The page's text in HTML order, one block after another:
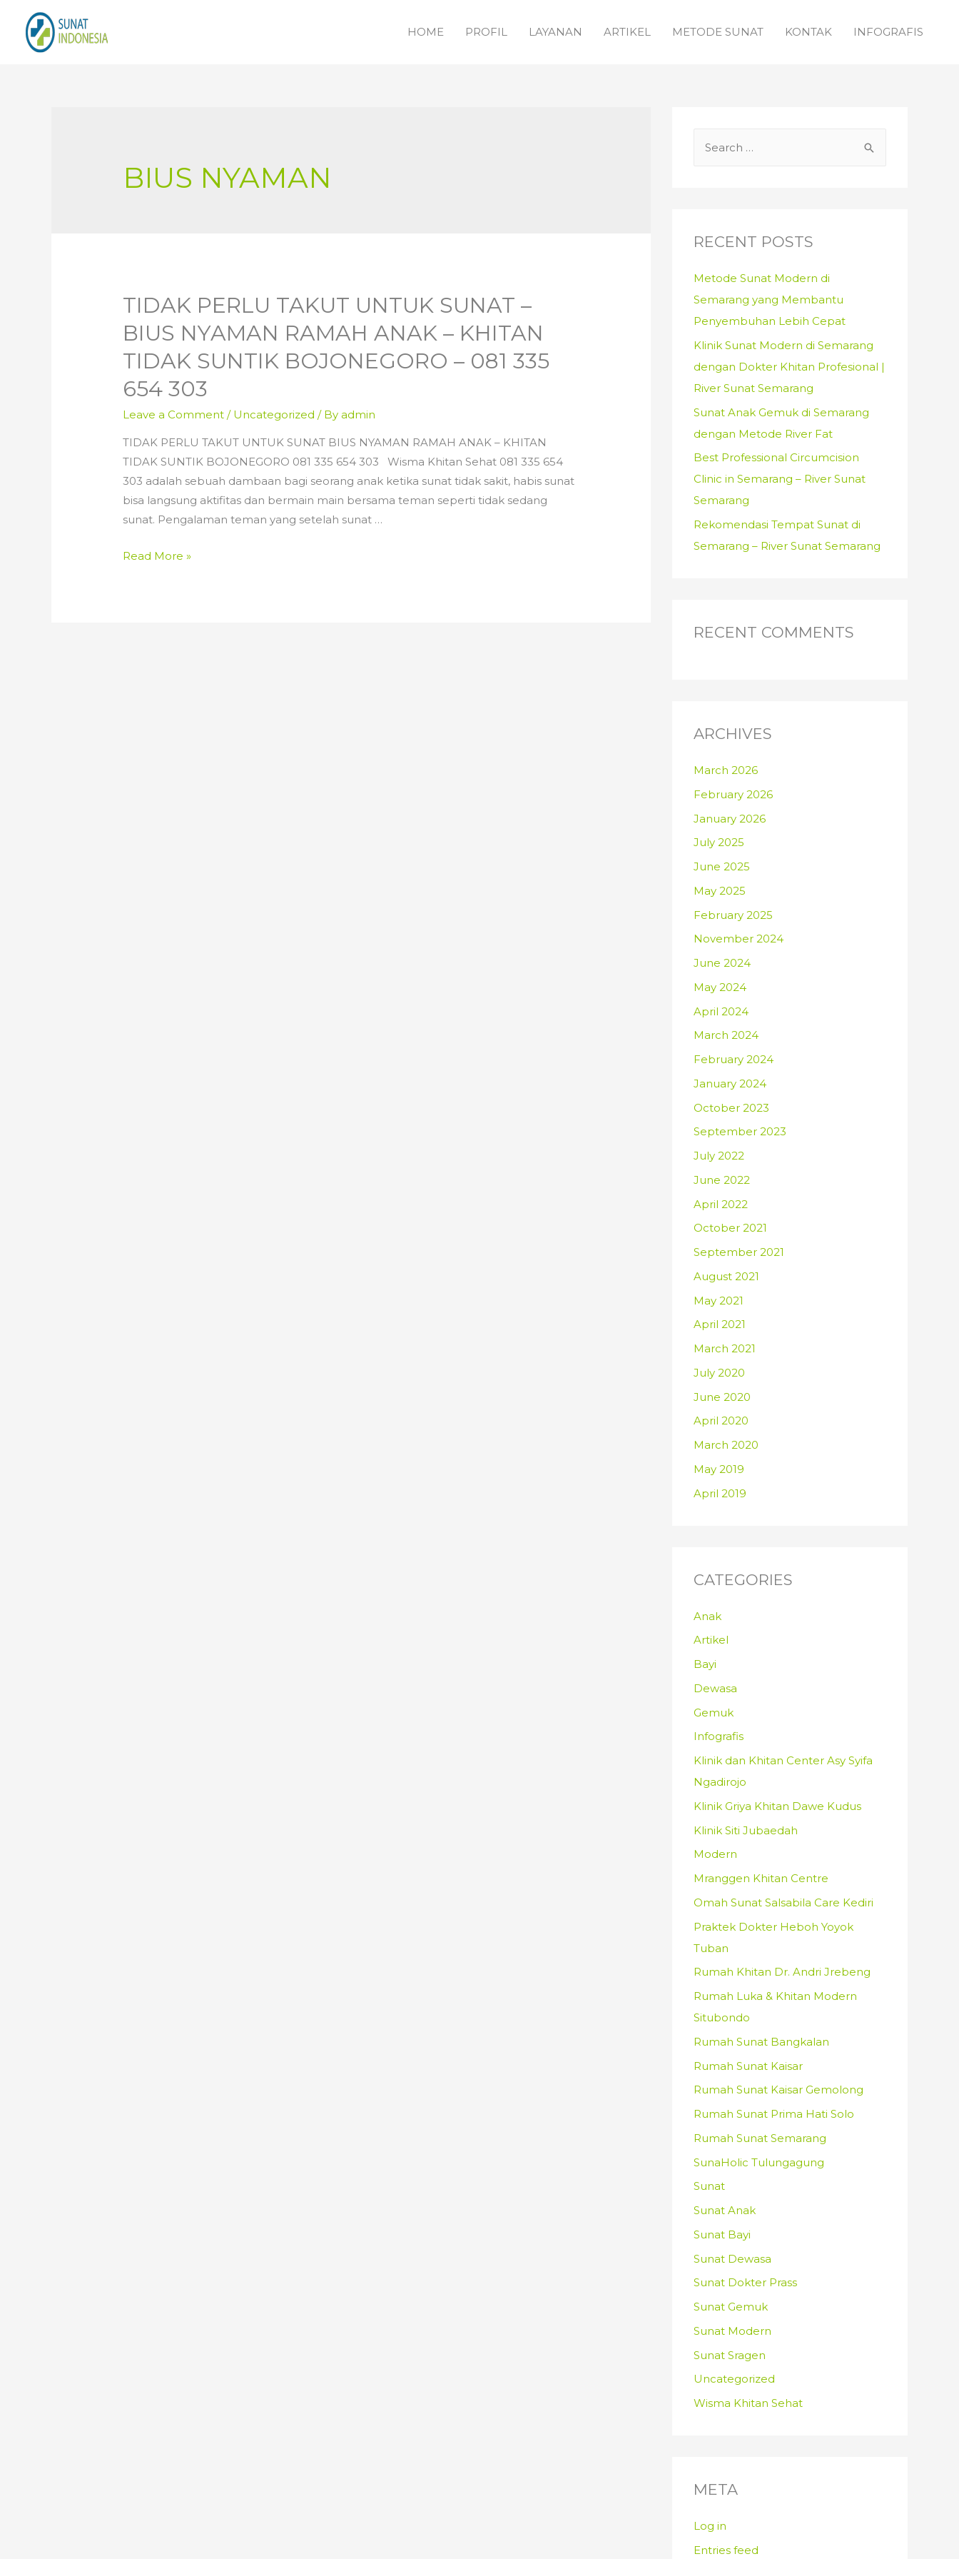
HOME PROFIL LAYANAN ARTIKEL METODE SUNAT KONTAK INFOGRAFIS
BIUS NYAMAN
TIDAK PERLU TAKUT UNTUK SUNAT –
BIUS NYAMAN RAMAH ANAK – KHITAN
TIDAK SUNTIK BOJONEGORO – 081 335
654 303
Leave a Comment / Uncategorized / Byadmin
TIDAK PERLU TAKUT UNTUK SUNAT BIUS NYAMAN RAMAH ANAK – KHITAN
TIDAK SUNTIK BOJONEGORO 081 335 654 303 Wisma Khitan Sehat 081 335 654
303 adalah sebuah dambaan bagi seorang anak ketika sunat tidak sakit, habis sunat
bisa langsung aktifitas dan bermain main bersama teman seperti tidak sedang
sunat. Pengalaman teman yang setelah sunat …
TIDAK
Read More »
h
RECENT POSTS
Metode Sunat Modern di
Semarang yang Membantu
Penyembuhan Lebih Cepat
Klinik Sunat Modern di Semarang
dengan Dokter Khitan Profesional |
River Sunat Semarang
Sunat Anak Gemuk di Semarang
dengan Metode River Fat
Best Professional Circumcision
Clinic in Semarang – River Sunat
Semarang
Rekomendasi Tempat Sunat di
Semarang – River Sunat Semarang
RECENT COMMENTS
ARCHIVES
March 2026
February 2026
January 2026
July 2025
June 2025
May 2025
February 2025
November 2024
June 2024
May 2024
April 2024
March 2024
February 2024
January 2024
October 2023
September 2023
July 2022
June 2022
April 2022
October 2021
September 2021
August 2021
May 2021
April 2021
March 2021
July 2020
June 2020
April 2020
March 2020
May 2019
April 2019
CATEGORIES
Anak
Artikel
Bayi
Dewasa
Gemuk
Infografis
Klinik dan Khitan Center Asy Syifa
Ngadirojo
Klinik Griya Khitan Dawe Kudus
Klinik Siti Jubaedah
Modern
Mranggen Khitan Centre
Omah Sunat Salsabila Care Kediri
Praktek Dokter Heboh Yoyok
Tuban
Rumah Khitan Dr. Andri Jrebeng
Rumah Luka & Khitan Modern
Situbondo
Rumah Sunat Bangkalan
Rumah Sunat Kaisar
Rumah Sunat Kaisar Gemolong
Rumah Sunat Prima Hati Solo
Rumah Sunat Semarang
SunaHolic Tulungagung
Sunat
Sunat Anak
Sunat Bayi
Sunat Dewasa
Sunat Dokter Prass
Sunat Gemuk
Sunat Modern
Sunat Sragen
Uncategorized
Wisma Khitan Sehat
META
Log in
Entries feed